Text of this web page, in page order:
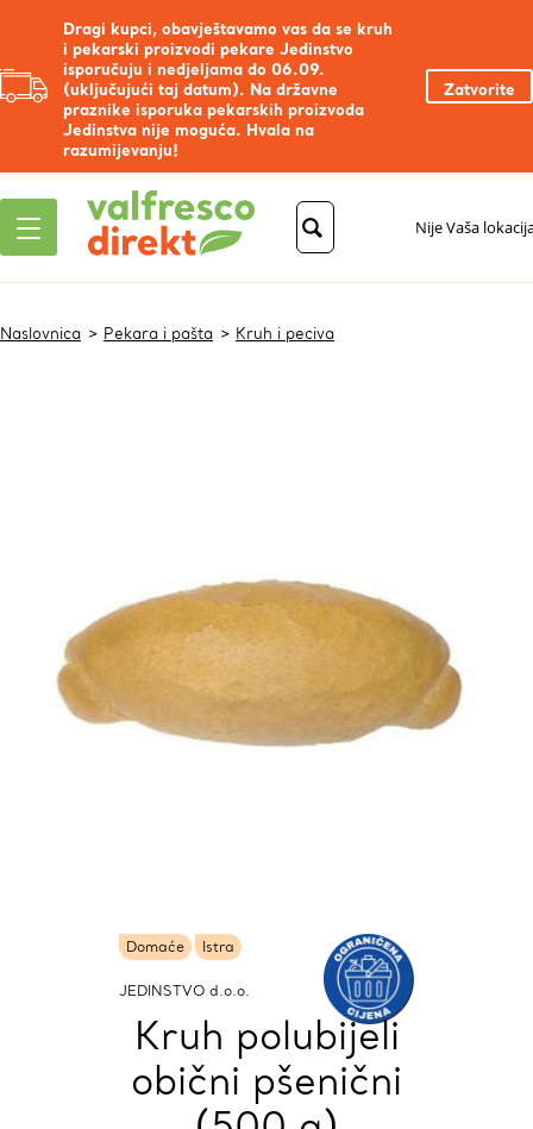
Dragi kupci, obavještavamo vas da se kruh
i pekarski proizvodi pekare Jedinstvo
isporučuju i nedjeljama do 06.09.
(uključujući taj datum). Na državne
praznike isporuka pekarskih proizvoda
Jedinstva nije moguća. Hvala na
razumijevanju!
Zatvorite
Nije Vaša
Naslovnica Pekara i pašta Kruh i peciva
Domaće Istra
JEDINSTVO d.o.o.
Kruh polubijeli
obični pšenični